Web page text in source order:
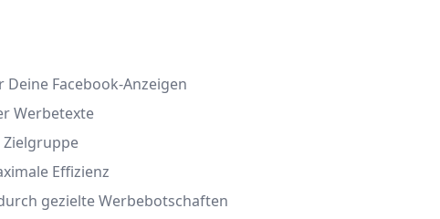
Facebook-Anzeigen
Werbetexte
Zielgruppe
Effizienz
gezielte Werbebotschaften